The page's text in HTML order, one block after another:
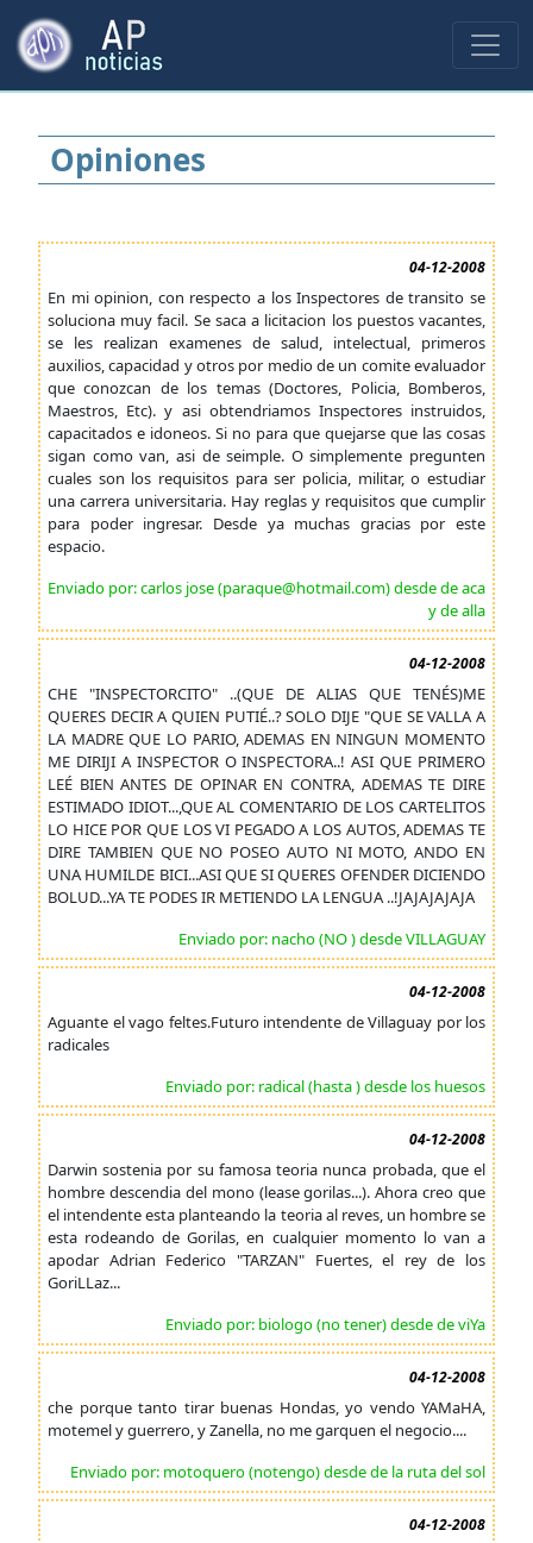
Opiniones
04-12-2008
En mi opinion, con respecto a los Inspectores de transito se
soluciona muy facil. Se saca a licitacion los puestos vacantes,
se les realizan examenes de salud, intelectual, primeros
auxilios, capacidad y otros por medio de un comite evaluador
que conozcan de los temas (Doctores, Policia, Bomberos,
Maestros, Etc). y asi obtendriamos Inspectores instruidos,
capacitados e idoneos. Si no para que quejarse que las cosas
sigan como van, asi de seimple. O simplemente pregunten
cuales son los requisitos para ser policia, militar, o estudiar
una carrera universitaria. Hay reglas y requisitos que cumplir
para poder ingresar. Desde ya muchas gracias por este
espacio.
Enviado por: carlos jose (paraque@hotmail.com) desde de aca
y de alla
04-12-2008
CHE "INSPECTORCITO" ..(QUE DE ALIAS QUE TENÉS)ME
QUERES DECIR A QUIEN PUTIÉ..? SOLO DIJE "QUE SE VALLA A
LA MADRE QUE LO PARIO, ADEMAS EN NINGUN MOMENTO
ME DIRIJI A INSPECTOR O INSPECTORA..! ASI QUE PRIMERO
LEÉ BIEN ANTES DE OPINAR EN CONTRA, ADEMAS TE DIRE
ESTIMADO IDIOT...,QUE AL COMENTARIO DE LOS CARTELITOS
LO HICE POR QUE LOS VI PEGADO A LOS AUTOS, ADEMAS TE
DIRE TAMBIEN QUE NO POSEO AUTO NI MOTO, ANDO EN
UNA HUMILDE BICI...ASI QUE SI QUERES OFENDER DICIENDO
BOLUD...YA TE PODES IR METIENDO LA LENGUA ..!JAJAJAJAJA
Enviado por: nacho (NO ) desde VILLAGUAY
04-12-2008
Aguante el vago feltes.Futuro intendente de Villaguay por los
radicales
Enviado por: radical (hasta ) desde los huesos
04-12-2008
Darwin sostenia por su famosa teoria nunca probada, que el
hombre descendia del mono (lease gorilas...). Ahora creo que
el intendente esta planteando la teoria al reves, un hombre se
esta rodeando de Gorilas, en cualquier momento lo van a
apodar Adrian Federico "TARZAN" Fuertes, el rey de los
GoriLLaz...
Enviado por: biologo (no tener) desde de viYa
04-12-2008
che porque tanto tirar buenas Hondas, yo vendo YAMaHA,
motemel y guerrero, y Zanella, no me garquen el negocio....
Enviado por: motoquero (notengo) desde de la ruta del sol
04-12-2008